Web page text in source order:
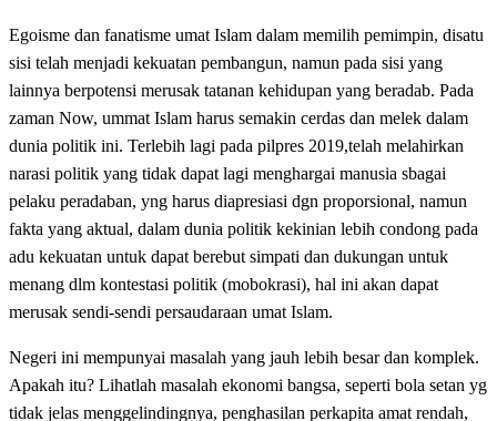
Egoisme dan fanatisme umat Islam dalam memilih pemimpin, disatu
sisi telah menjadi kekuatan pembangun, namun pada sisi yang
lainnya berpotensi merusak tatanan kehidupan yang beradab. Pada
zaman Now, ummat Islam harus semakin cerdas dan melek dalam
dunia politik ini. Terlebih lagi pada pilpres 2019,telah melahirkan
narasi politik yang tidak dapat lagi menghargai manusia sbagai
pelaku peradaban, yng harus diapresiasi dgn proporsional, namun
fakta yang aktual, dalam dunia politik kekinian lebih condong pada
adu kekuatan untuk dapat berebut simpati dan dukungan untuk
menang dlm kontestasi politik (mobokrasi), hal ini akan dapat
merusak sendi-sendi persaudaraan umat Islam.
Negeri ini mempunyai masalah yang jauh lebih besar dan komplek.
Apakah itu? Lihatlah masalah ekonomi bangsa, seperti bola setan yg
tidak jelas menggelindingnya, penghasilan perkapita amat rendah,